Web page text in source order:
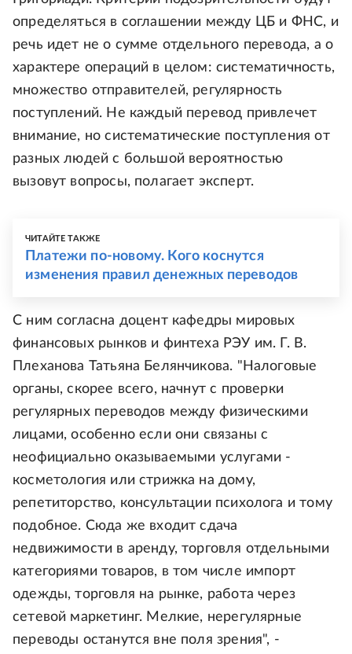
определяться в соглашении между ЦБ и ФНС, и
речь идет не о сумме отдельного перевода, а о
характере операций в целом: систематичность,
множество отправителей, регулярность
поступлений. Не каждый перевод привлечет
внимание, но систематические поступления от
разных людей с большой вероятностью
вызовут вопросы, полагает эксперт.
ЧИТАЙТЕ ТАКЖЕ
Платежи по-новому. Кого коснутся
изменения правил денежных переводов
С ним согласна доцент кафедры мировых
финансовых рынков и финтеха РЭУ им. Г. В.
Плеханова Татьяна Белянчикова. "Налоговые
органы, скорее всего, начнут с проверки
регулярных переводов между физическими
лицами, особенно если они связаны с
неофициально оказываемыми услугами -
косметология или стрижка на дому,
репетиторство, консультации психолога и тому
подобное. Сюда же входит сдача
недвижимости в аренду, торговля отдельными
категориями товаров, в том числе импорт
одежды, торговля на рынке, работа через
сетевой маркетинг. Мелкие, нерегулярные
переводы останутся вне поля зрения", -